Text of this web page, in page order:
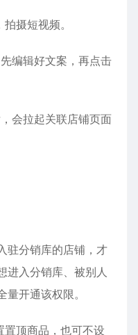
摄短视频。
编辑好文案，再点击
会拉起关联店铺页面
驻分销库的店铺，才
进入分销库、被别人
开通该权限。
顶商品，也可不设